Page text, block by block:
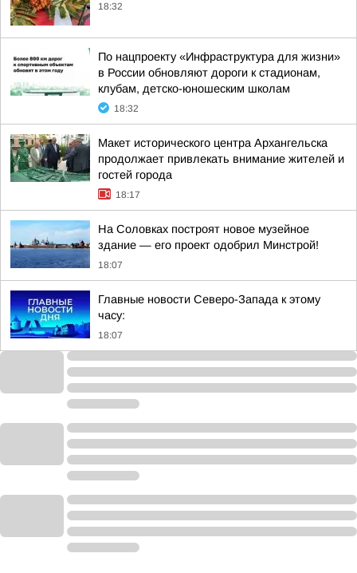
18:32
По нацпроекту «Инфраструктура для жизни»
в России обновляют дороги к стадионам,
клубам, детско-юношеским школам
18:32
Макет исторического центра Архангельска
продолжает привлекать внимание жителей и
гостей города
18:17
На Соловках построят новое музейное
здание — его проект одобрил Минстрой!
18:07
Главные новости Северо-Запада к этому
часу:
18:07